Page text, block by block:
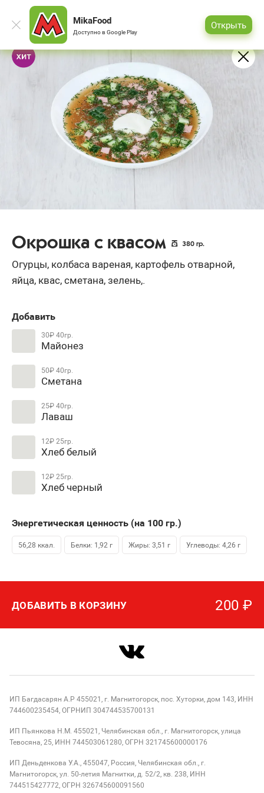
MikaFood
Доступно вGoogle Play
Открыть
Окрошка с квасом 380 гр.
Огурцы, колбаса вареная, картофель отварной,
яйца, квас, сметана, зелень,.
Добавить
30₽40гр.
Майонез
50₽40гр.
Сметана
25₽40гр.
Лаваш
12₽25гр.
Хлеб белый
12₽25гр.
Хлеб черный
Энергетическая ценность (на 100гр.)
56,28 ккал. Белки: 1,92 г Жиры: 3,51 г Углеводы: 4,26 г
ДОБАВИТЬ В КОРЗИНУ 200 ₽
ИП Багдасарян А.Р 455021, г. Магнитогорск, пос. Хуторки, дом 143, ИНН
744600235454, ОГРНИП 304744535700131
ИП Пьянкова Н.М. 455021, Челябинская обл., г. Магнитогорск, улица
Тевосяна, 25, ИНН 744503061280, ОГРН 321745600000176
ИП Деньденкова У.А., 455047, Россия, Челябинская обл., г.
Магнитогорск, ул. 50-летия Магнитки, д. 52/2, кв. 238, ИНН
744515427772, ОГРН 326745600091560